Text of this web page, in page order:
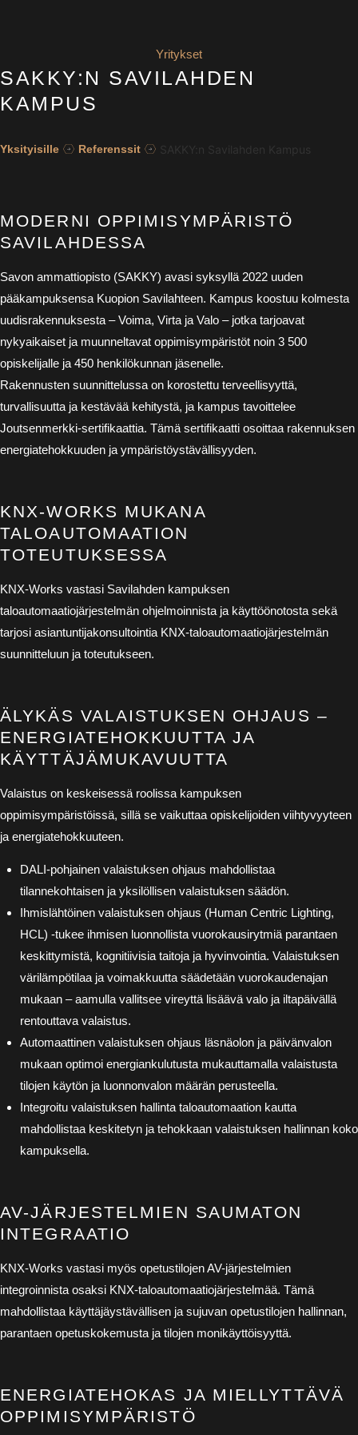
Yritykset
SAKKY:N SAVILAHDEN
KAMPUS
Yksityisille Referenssit SAKKY:n Savilahden Kampus
MODERNI OPPIMISYMPÄRISTÖ
SAVILAHDESSA
Savon ammattiopisto (SAKKY) avasi syksyllä 2022 uuden
pääkampuksensa Kuopion Savilahteen. Kampus koostuu kolmesta
uudisrakennuksesta – Voima, Virta ja Valo – jotka tarjoavat
nykyaikaiset ja muunneltavat oppimisympäristöt noin 3 500
opiskelijalle ja 450 henkilökunnan jäsenelle.
Rakennusten suunnittelussa on korostettu terveellisyyttä,
turvallisuutta ja kestävää kehitystä, ja kampus tavoittelee
Joutsenmerkki-sertifikaattia. Tämä sertifikaatti osoittaa rakennuksen
energiatehokkuuden ja ympäristöystävällisyyden.
KNX-WORKS MUKANA
TALOAUTOMAATION
TOTEUTUKSESSA
KNX-Works vastasi Savilahden kampuksen
taloautomaatiojärjestelmän ohjelmoinnista ja käyttöönotosta sekä
tarjosi asiantuntijakonsultointia KNX-taloautomaatiojärjestelmän
suunnitteluun ja toteutukseen.
ÄLYKÄS VALAISTUKSEN OHJAUS –
ENERGIATEHOKKUUTTA JA
KÄYTTÄJÄMUKAVUUTTA
Valaistus on keskeisessä roolissa kampuksen
oppimisympäristöissä, sillä se vaikuttaa opiskelijoiden viihtyvyyteen
ja energiatehokkuuteen.
DALI-pohjainen valaistuksen ohjaus mahdollistaa
tilannekohtaisen ja yksilöllisen valaistuksen säädön.
Ihmislähtöinen valaistuksen ohjaus (Human Centric Lighting,
HCL) -tukee ihmisen luonnollista vuorokausirytmiä parantaen
keskittymistä, kognitiivisia taitoja ja hyvinvointia. Valaistuksen
värilämpötilaa ja voimakkuutta säädetään vuorokaudenajan
mukaan – aamulla vallitsee vireyttä lisäävä valo ja iltapäivällä
rentouttava valaistus.
Automaattinen valaistuksen ohjaus läsnäolon ja päivänvalon
mukaan optimoi energiankulutusta mukauttamalla valaistusta
tilojen käytön ja luonnonvalon määrän perusteella.
Integroitu valaistuksen hallinta taloautomaation kautta
mahdollistaa keskitetyn ja tehokkaan valaistuksen hallinnan koko
kampuksella.
AV-JÄRJESTELMIEN SAUMATON
INTEGRAATIO
KNX-Works vastasi myös opetustilojen AV-järjestelmien
integroinnista osaksi KNX-taloautomaatiojärjestelmää. Tämä
mahdollistaa käyttäjäystävällisen ja sujuvan opetustilojen hallinnan,
parantaen opetuskokemusta ja tilojen monikäyttöisyyttä.
ENERGIATEHOKAS JA MIELLYTTÄVÄ
OPPIMISYMPÄRISTÖ